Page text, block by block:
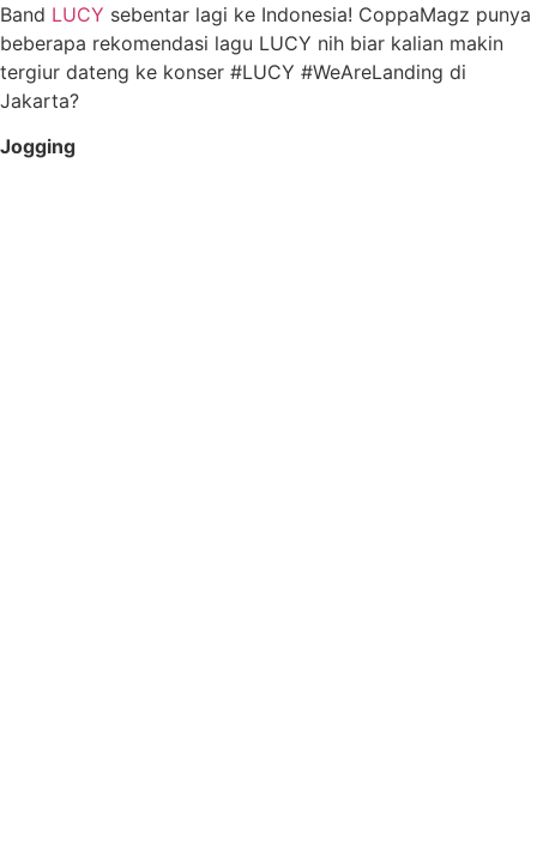
Band LUCY sebentar lagi ke Indonesia! CoppaMagz punya
beberapa rekomendasi lagu LUCY nih biar kalian makin
tergiur dateng ke konser #LUCY #WeAreLanding di
Jakarta?
Jogging